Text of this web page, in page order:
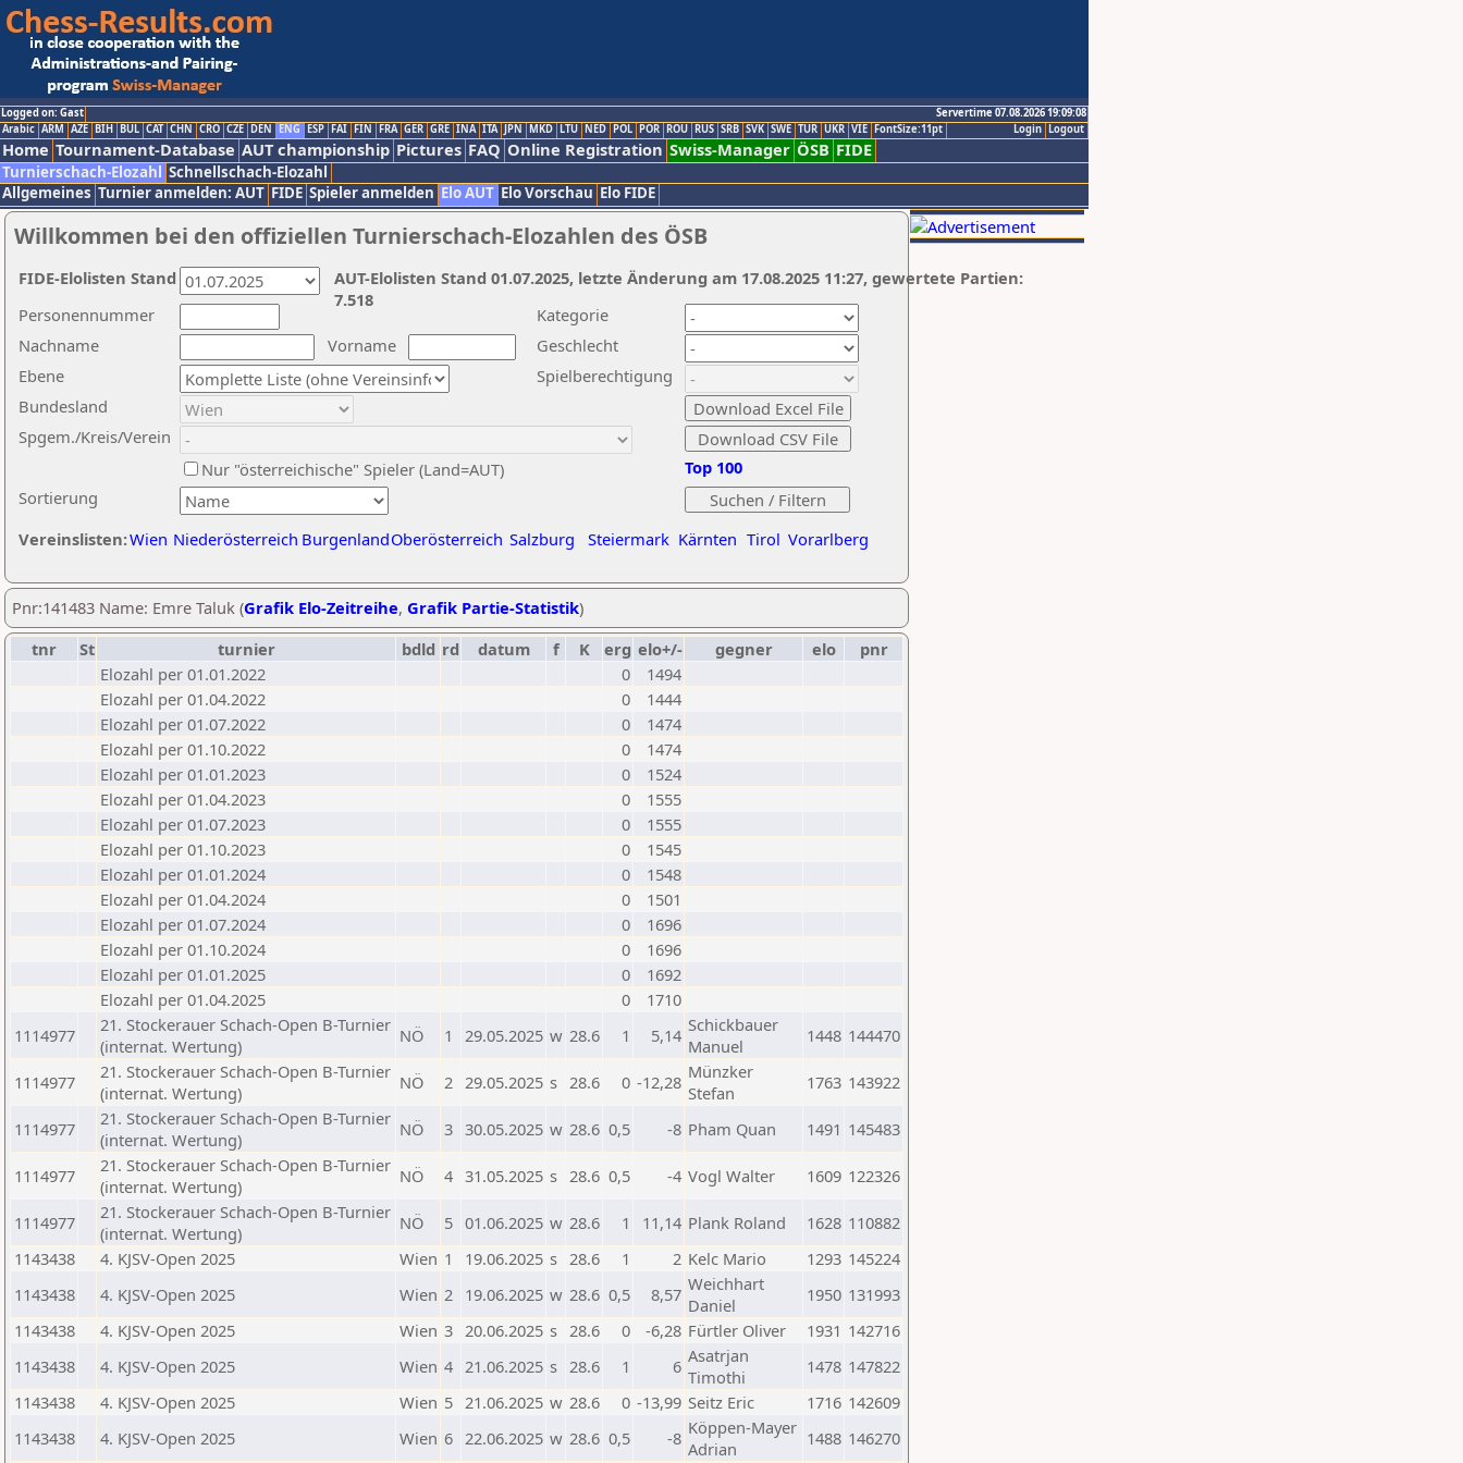
Logged on: Gast
Servertime 07.08.2026 19:09:08
Logout
Login
Arabic ARM AZE BIH BUL CAT CHN CRO CZE DEN ENG ESP FAI FIN FRA GER GRE INA ITA JPN MKD LTU NED POL POR ROU RUS SRB SVK SWE TUR UKR VIE FontSize:11pt
Home Tournament-Database AUT championship Pictures FAQ Online Registration Swiss-Manager ÖSB FIDE
Turnierschach-Elozahl Schnellschach-Elozahl
Allgemeines Turnier anmelden: AUT FIDE Spieler anmelden Elo AUT Elo Vorschau Elo FIDE
Willkommen bei den offiziellen Turnierschach-Elozahlen des ÖSB
Nachname
Vorname
Ebene
Kategorie
Sortierung
Personennummer
Bundesland
Spgem./Kreis/Verein
Geschlecht
Nur "österreichische" Spieler (Land=AUT)
Spielberechtigung
Vereinslisten:Wien Niederösterreich BurgenlandOberösterreich Salzburg Steiermark Kärnten Tirol Vorarlberg
Top 100
AUT-Elolisten Stand 01.07.2025, letzte Änderung am 17.08.2025 11:27, gewertete Partien:
7.518
FIDE-Elolisten Stand
Pnr:141483 Name: Emre Taluk (Grafik Elo-Zeitreihe, Grafik Partie-Statistik)
tnr
St turnier bdld rd datum f K erg elo+/- gegner elo
pnr
Elozahl per 01.01.2022
0
1494
Elozahl per 01.04.2022
0
1444
Elozahl per 01.07.2022
0
1474
Elozahl per 01.10.2022
0
1474
Elozahl per 01.01.2023
0
1524
Elozahl per 01.04.2023
0
1555
Elozahl per 01.07.2023
0
1555
Elozahl per 01.10.2023
0
1545
Elozahl per 01.01.2024
0
1548
Elozahl per 01.04.2024
0
1501
Elozahl per 01.07.2024
0
1696
Elozahl per 01.10.2024
0
1696
Elozahl per 01.01.2025
0
1692
Elozahl per 01.04.2025
0
1710
1114977
21. Stockerauer Schach-Open B-Turnier
(internat. Wertung)
NÖ 1 29.05.2025 w 28.6 1 5,14 Schickbauer
Manuel
1448 144470
1114977
21. Stockerauer Schach-Open B-Turnier
(internat. Wertung)
NÖ 2 29.05.2025 s 28.6 0 -12,28 Münzker
Stefan
1763 143922
1114977
21. Stockerauer Schach-Open B-Turnier
(internat. Wertung)
NÖ 3 30.05.2025 w 28.6 0,5 -8 Pham Quan 1491 145483
1114977
21. Stockerauer Schach-Open B-Turnier
(internat. Wertung)
NÖ 4 31.05.2025 s 28.6 0,5 -4 Vogl Walter 1609 122326
1114977
21. Stockerauer Schach-Open B-Turnier
(internat. Wertung)
NÖ 5 01.06.2025 w 28.6 1 11,14 Plank Roland 1628 110882
1143438
4. KJSV-Open 2025 Wien 1 19.06.2025 s 28.6 1 2 Kelc Mario 1293 145224
1143438
4. KJSV-Open 2025 Wien 2 19.06.2025 w 28.6 0,5 8,57 Weichhart
Daniel
1950 131993
1143438
4. KJSV-Open 2025 Wien 3 20.06.2025 s 28.6 0 -6,28 Fürtler Oliver 1931 142716
1143438
4. KJSV-Open 2025 Wien 4 21.06.2025 s 28.6 1 6 Asatrjan
Timothi
1478 147822
1143438
4. KJSV-Open 2025 Wien 5 21.06.2025 w 28.6 0 -13,99 Seitz Eric 1716 142609
1143438
4. KJSV-Open 2025 Wien 6 22.06.2025 w 28.6 0,5 -8 Köppen-Mayer
Adrian
1488 146270